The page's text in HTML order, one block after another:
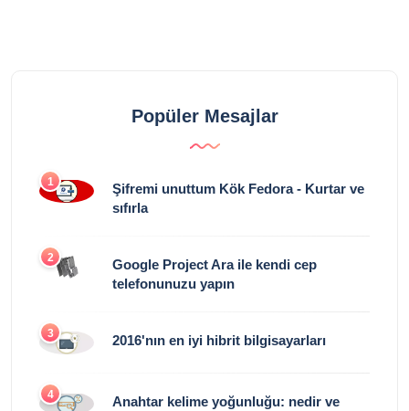
Popüler Mesajlar
1
Şifremi unuttum Kök Fedora - Kurtar ve
sıfırla
2
Google Project Ara ile kendi cep
telefonunuzu yapın
3 2016'nın en iyi hibrit bilgisayarları
4
Anahtar kelime yoğunluğu: nedir ve